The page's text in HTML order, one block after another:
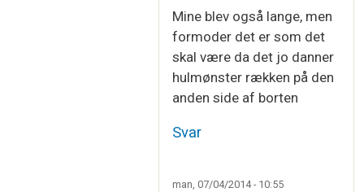
Mine blev også lange, men
formoder det er som det
skal være da det jo danner
hulmønster rækken på den
anden side af borten
Svar
man, 07/04/2014 - 10:55